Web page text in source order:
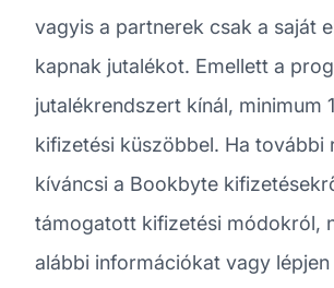
vagyis a partnerek csak a saját
kapnak jutalékot. Emellett a
jutalékrendszert kínál, minimum
kifizetési küszöbbel. Ha további
kíváncsi a Bookbyte
támogatott kifizetési módokról,
alábbi információkat vagy